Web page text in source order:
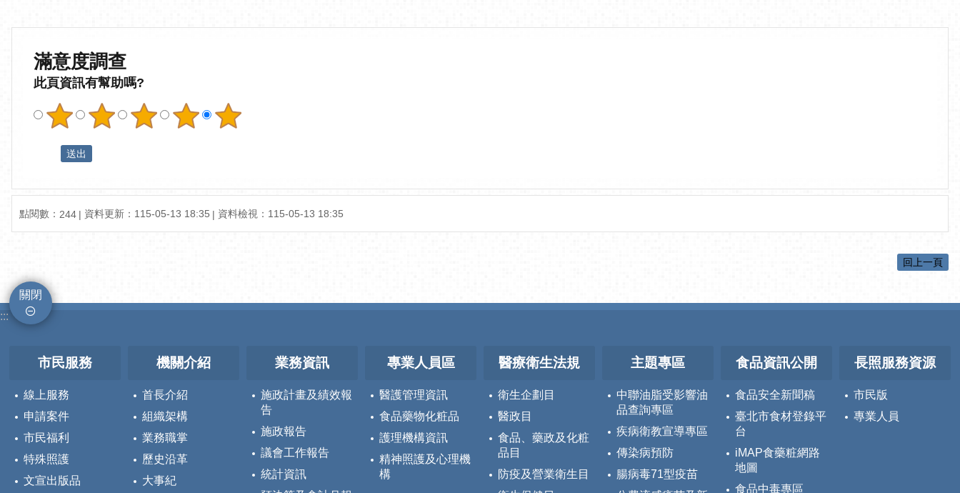
滿意度調查
此頁資訊有幫助嗎?
點閱數： 244 資料更新： 115-05-13 18:35 資料檢視： 115-05-13 18:35
回上一頁
關閉
:::
市民服務
線上服務
申請案件
市民福利
特殊照護
文宣出版品
機關介紹
首長介紹
組織架構
業務職掌
歷史沿革
大事紀
業務資訊
施政計畫及績效報
告
施政報告
議會工作報告
統計資訊
專業人員區
醫護管理資訊
食品藥物化粧品
護理機構資訊
精神照護及心理機
構
醫療衛生法規
衛生企劃目
醫政目
食品、藥政及化粧
品目
防疫及營業衛生目
主題專區
中聯油脂受影響油
品查詢專區
疾病衛教宣導專區
傳染病預防
腸病毒71型疫苗
食品資訊公開
食品安全新聞稿
臺北市食材登錄平
台
iMAP食藥粧網路
地圖
食品中毒專區
長照服務資源
市民版
專業人員